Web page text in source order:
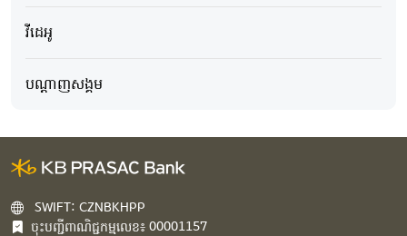
វីដេអូ
បណ្ដាញសង្គម
SWIFT: CZNBKHPP
ចុះបញ្ជីពាណិជ្ជកម្មលេខ៖ 00001157